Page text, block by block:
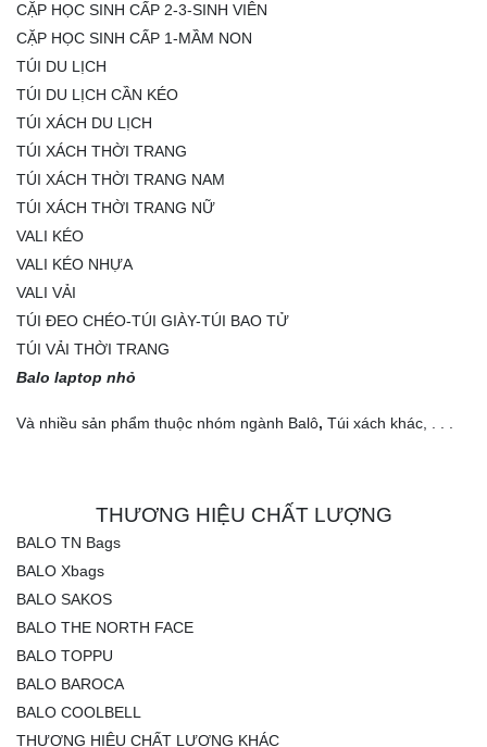
CẶP HỌC SINH CẤP 2-3-SINH VIÊN
CẶP HỌC SINH CẤP 1-MẦM NON
TÚI DU LỊCH
TÚI DU LỊCH CẦN KÉO
TÚI XÁCH DU LỊCH
TÚI XÁCH THỜI TRANG
TÚI XÁCH THỜI TRANG NAM
TÚI XÁCH THỜI TRANG NỮ
VALI KÉO
VALI KÉO NHỰA
VALI VẢI
TÚI ĐEO CHÉO-TÚI GIÀY-TÚI BAO TỬ
TÚI VẢI THỜI TRANG
Balo laptop nhỏ
Và nhiều sản phẩm thuộc nhóm ngành Balô, Túi xách khác, . . .
THƯƠNG HIỆU CHẤT LƯỢNG
BALO TN Bags
BALO Xbags
BALO SAKOS
BALO THE NORTH FACE
BALO TOPPU
BALO BAROCA
BALO COOLBELL
THƯƠNG HIỆU CHẤT LƯỢNG KHÁC